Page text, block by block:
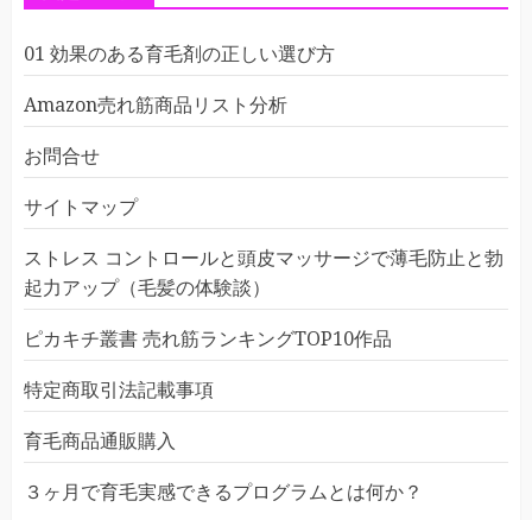
01 効果のある育毛剤の正しい選び方
Amazon売れ筋商品リスト分析
お問合せ
サイトマップ
ストレス コントロールと頭皮マッサージで薄毛防止と勃
起力アップ（毛髪の体験談）
ピカキチ叢書 売れ筋ランキングTOP10作品
特定商取引法記載事項
育毛商品通販購入
３ヶ月で育毛実感できるプログラムとは何か？